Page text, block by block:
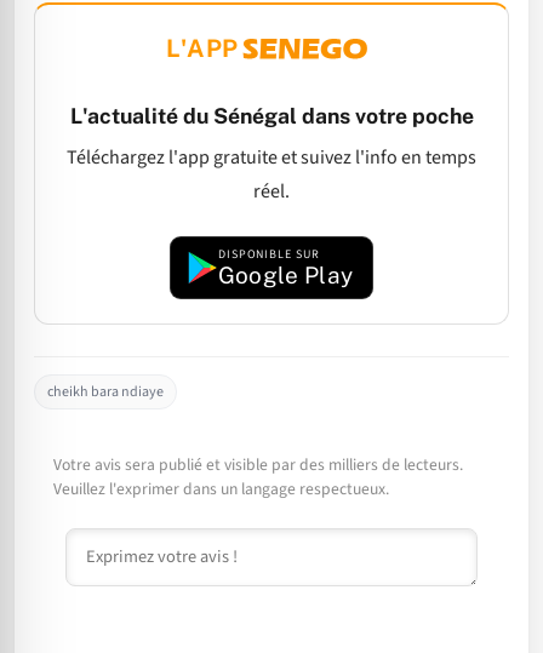
L'APP
L'actualité du Sénégal dans votre poche
Téléchargez l'app gratuite et suivez l'info en temps
réel.
DISPONIBLE SUR
Google Play
cheikh bara ndiaye
Votre avis sera publié et visible par des milliers de lecteurs.
Veuillez l'exprimer dans un langage respectueux.
Commentaire